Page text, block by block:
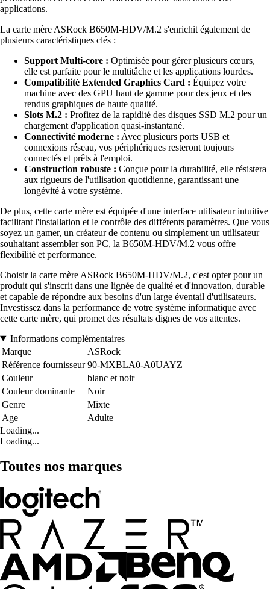
applications.
La carte mère ASRock B650M-HDV/M.2 s'enrichit également de
plusieurs caractéristiques clés :
Support Multi-core : Optimisée pour gérer plusieurs cœurs,
elle est parfaite pour le multitâche et les applications lourdes.
Compatibilité Extended Graphics Card : Équipez votre
machine avec des GPU haut de gamme pour des jeux et des
rendus graphiques de haute qualité.
Slots M.2 : Profitez de la rapidité des disques SSD M.2 pour un
chargement d'application quasi-instantané.
Connectivité moderne : Avec plusieurs ports USB et
connexions réseau, vos périphériques resteront toujours
connectés et prêts à l'emploi.
Construction robuste : Conçue pour la durabilité, elle résistera
aux rigueurs de l'utilisation quotidienne, garantissant une
longévité à votre système.
De plus, cette carte mère est équipée d'une interface utilisateur intuitive
facilitant l'installation et le contrôle des différents paramètres. Que vous
soyez un gamer, un créateur de contenu ou simplement un utilisateur
souhaitant assembler son PC, la B650M-HDV/M.2 vous offre
flexibilité et performance.
Choisir la carte mère ASRock B650M-HDV/M.2, c'est opter pour un
produit qui s'inscrit dans une lignée de qualité et d'innovation, durable
et capable de répondre aux besoins d'un large éventail d'utilisateurs.
Investissez dans la performance de votre système informatique avec
cette carte mère, qui promet des résultats dignes de vos attentes.
Informations complémentaires
Marque
ASRock
Référence fournisseur 90-MXBLA0-A0UAYZ
Couleur
blanc et noir
Couleur dominante
Noir
Genre
Mixte
Age
Adulte
Loading...
Loading...
Toutes nos marques